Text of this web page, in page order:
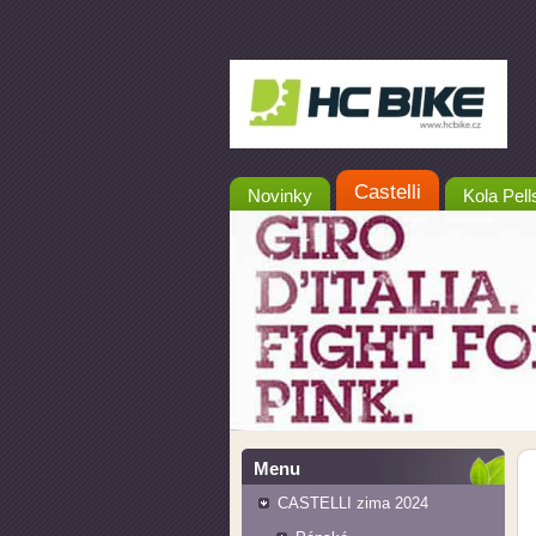
Novinky Castelli Kola
Menu
CASTELLI zima 2024